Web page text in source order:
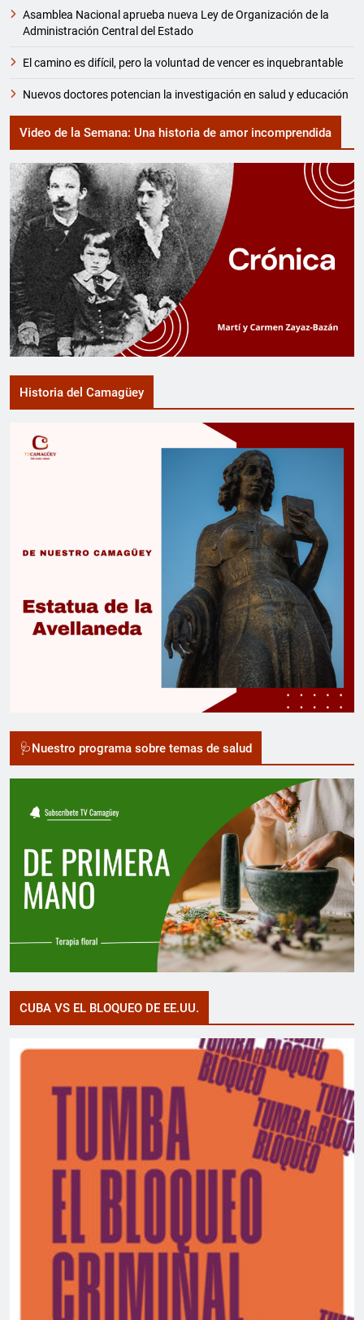
Asamblea Nacional aprueba nueva Ley de Organización de la
Administración Central del Estado
El camino es difícil, pero la voluntad de vencer es inquebrantable
Nuevos doctores potencian la investigación en salud y educación
Video de la Semana: Una historia de amor incomprendida
Historia del Camagüey
🩺Nuestro programa sobre temas de salud
CUBA VS EL BLOQUEO DE EE.UU.